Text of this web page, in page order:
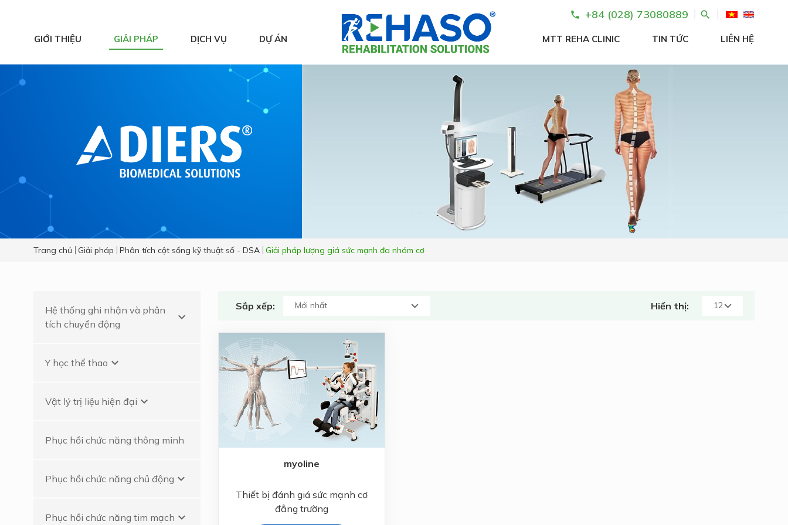
GIỚI THIỆU GIẢI PHÁP
và phân tích chuyển
động
Y học thể thao
Phục hồi chức năng
chủ động
Phục hồi chức năng
DỊCH VỤ DỰ ÁN MTT REHA CLINIC TIN TỨC LIÊN HỆ
phone +84 (028) 73080889 search
Trang chủ Giải pháp Phân tích cột sống kỹ thuật số - DSA Giải pháp lượng giá sức mạnh đa nhóm cơ
Hệ thống ghi nhận và phân
tích chuyển động
keyboard_arrow_down
Y học thể thao keyboard_arrow_down
Vật lý trị liệu hiện đại keyboard_arrow_down
Phục hồi chức năng thông minh
Phục hồi chức năng chủ động keyboard_arrow_down
Phục hồi chức năng tim mạch keyboard_arrow_down
Sắp xếp: Hiển thị:
myoline
Thiết bị đánh giá sức mạnh cơ
đẳng trường